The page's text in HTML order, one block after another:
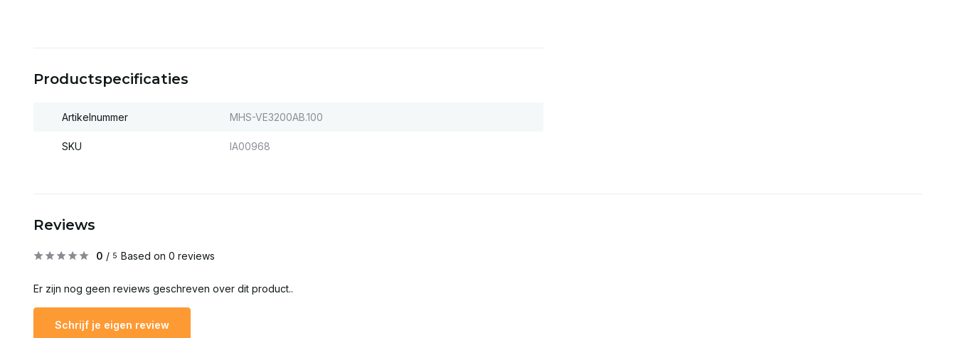
Productspecificaties
Artikelnummer MHS-VE3200AB.100
SKU IA00968
Reviews
0 / 5 Based on 0 reviews
Er zijn nog geen reviews geschreven over dit product..
Schrijf je eigen review